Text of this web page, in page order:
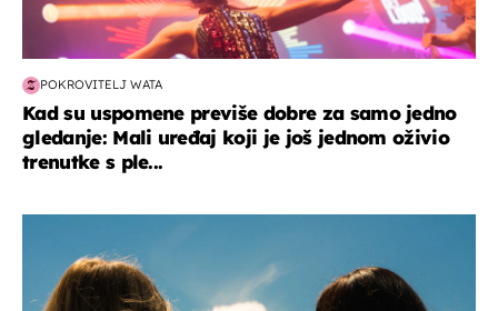
POKROVITELJ WATA
Kad su uspomene previše dobre za samo jedno
gledanje: Mali uređaj koji je još jednom oživio
trenutke s ple...